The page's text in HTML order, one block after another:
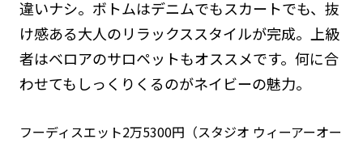
違いナシ。ボトムはデニムでもスカートでも、抜
け感ある大人のリラックススタイルが完成。上級
者はベロアのサロペットもオススメです。何に合
わせてもしっくりくるのがネイビーの魅力。
フーディスエット2万5300円（スタジオ ウィーアーオー